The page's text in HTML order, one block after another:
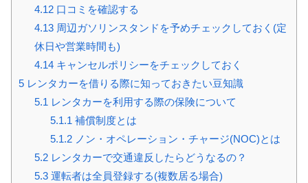
4.12口コミを確認する
4.13周辺ガソリンスタンドを予めチェックしておく(定
休日や営業時間も)
4.14キャンセルポリシーをチェックしておく
5 レンタカーを借りる際に知っておきたい豆知識
5.1 レンタカーを利用する際の保険について
5.1.1 補償制度とは
5.1.2ノン・オペレーション・チャージ(NOC)とは
5.2レンタカーで交通違反したらどうなるの？
5.3運転者は全員登録する(複数居る場合)